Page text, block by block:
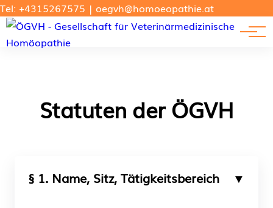
Tel: +4315267575 | oegvh@homoeopathie.at
Tierarzt-Suche
Forschung
News
Statuten der ÖGVH
§ 1. Name, Sitz, Tätigkeitsbereich